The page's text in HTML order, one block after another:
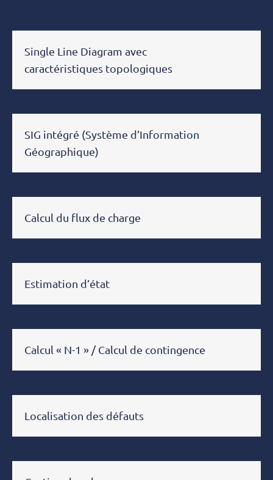
Single Line Diagram avec
caractéristiques topologiques
SIG intégré (Système d’Information
Géographique)
Calcul du flux de charge
Estimation d’état
Calcul « N-1 » / Calcul de contingence
Localisation des défauts